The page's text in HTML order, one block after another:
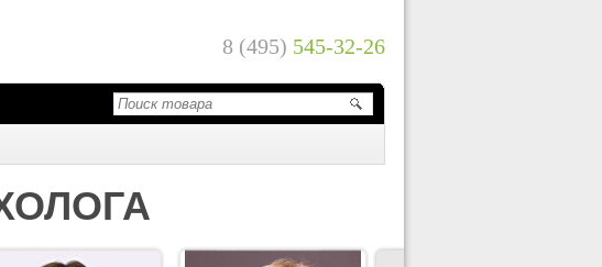
8 (495) 545-32-26